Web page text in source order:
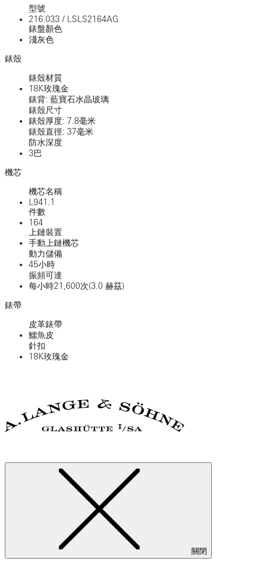
型號
216.033 /
LSLS2164AG
錶盤顏色
淺灰色
錶殼
錶殼材質
18K玫瑰金
錶背: 藍寶石水晶玻璃
錶殼尺寸
錶殼厚度: 7.8毫米
錶殼直徑: 37毫米
防水深度
3巴
機芯
機芯名稱
L941.1
件數
164
上鏈裝置
手動上鏈機芯
動力儲備
45小時
振頻可達
每小時21,600次(3.0 赫茲)
錶帶
皮革錶帶
鱷魚皮
針扣
18K玫瑰金
關閉